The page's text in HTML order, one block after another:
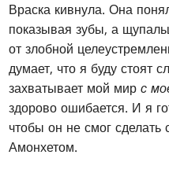
Враска кивнула. Она
показывая зубы, а
от злобной
думает, что я буду стоят
захватывает мой мирс
здорово ошибается. И я
чтобы он не смог сделать
Амонхетом.